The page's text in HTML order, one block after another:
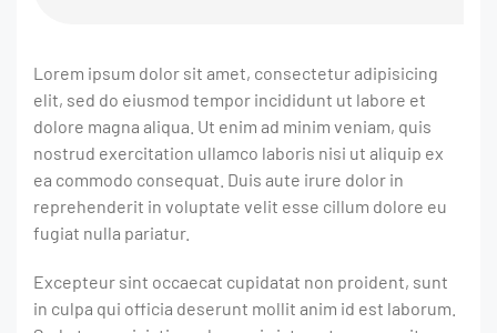
Lorem ipsum dolor sit amet, consectetur adipisicing
elit, sed do eiusmod tempor incididunt ut labore et
dolore magna aliqua. Ut enim ad minim veniam, quis
nostrud exercitation ullamco laboris nisi ut aliquip ex
ea commodo consequat. Duis aute irure dolor in
reprehenderit in voluptate velit esse cillum dolore eu
fugiat nulla pariatur.
Excepteur sint occaecat cupidatat non proident, sunt
in culpa qui officia deserunt mollit anim id est laborum.